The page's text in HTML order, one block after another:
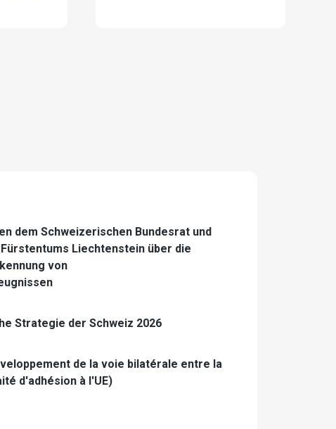
dem Schweizerischen Bundesrat und
Liechtenstein über die
von
Strategie der Schweiz 2026
de la voie bilatérale entre la
d'adhésion à l'UE)